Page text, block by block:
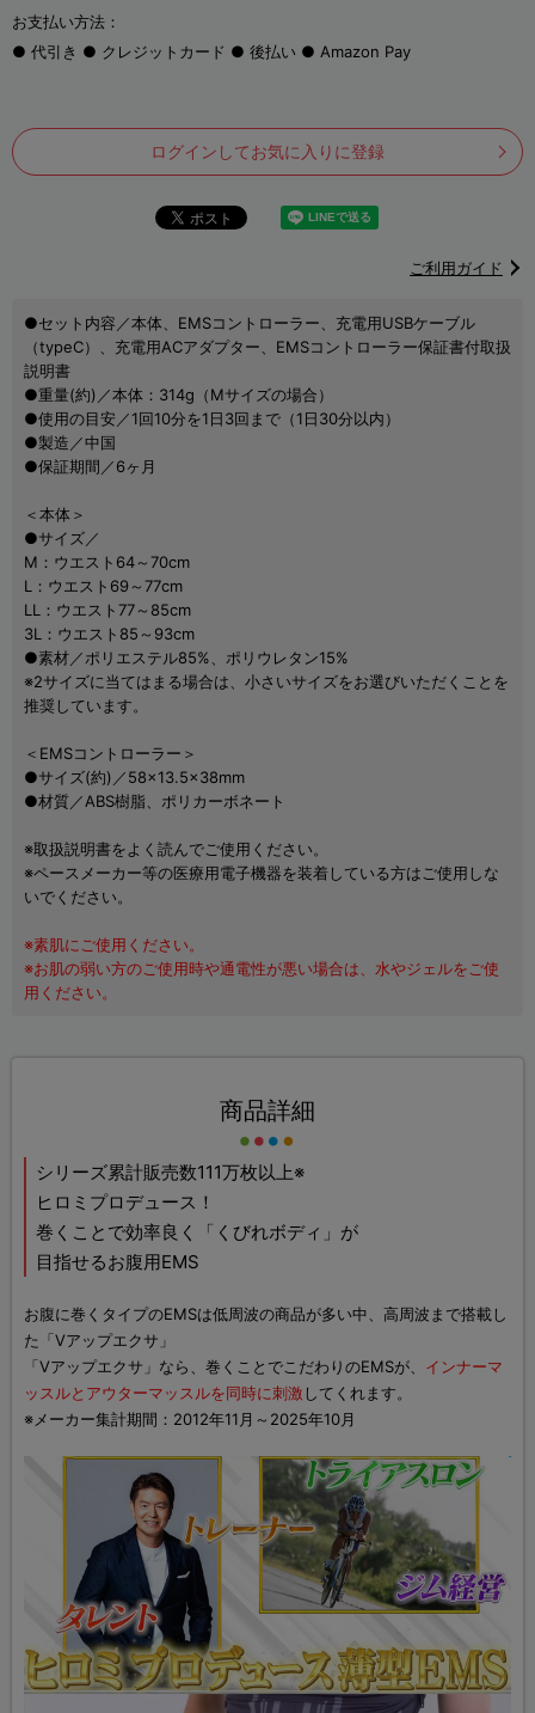
お支払い方法：
代引き
クレジットカード 後払い Amazon Pay
ログインしてお気に入りに登録
ご利用ガイド
●セット内容／本体、EMSコントローラー、充電用USBケーブル
（typeC）、充電用ACアダプター、EMSコントローラー保証書付取扱
説明書
●重量(約)／本体：314g（Mサイズの場合）
●使用の目安／1回10分を1日3回まで（1日30分以内）
●製造／中国
●保証期間／6ヶ月
＜本体＞
●サイズ／
M：ウエスト64～70cm
L：ウエスト69～77cm
LL：ウエスト77～85cm
3L：ウエスト85～93cm
●素材／ポリエステル85%、ポリウレタン15%
※2サイズに当てはまる場合は、小さいサイズをお選びいただくことを
推奨しています。
＜EMSコントローラー＞
●サイズ(約)／58×13.5×38mm
●材質／ABS樹脂、ポリカーボネート
※取扱説明書をよく読んでご使用ください。
※ペースメーカー等の医療用電子機器を装着している方はご使用しな
いでください。
※素肌にご使用ください。
※お肌の弱い方のご使用時や通電性が悪い場合は、水やジェルをご使
用ください。
商品詳細
シリーズ累計販売数111万枚以上※
ヒロミプロデュース！
巻くことで効率良く「くびれボディ」が
目指せるお腹用EMS
お腹に巻くタイプのEMSは低周波の商品が多い中、高周波まで搭載し
た「Vアップエクサ」
「Vアップエクサ」なら、巻くことでこだわりのEMSが、 インナーマ
ッスルとアウターマッスルを同時に刺激 してくれます。
※メーカー集計期間：2012年11月～2025年10月